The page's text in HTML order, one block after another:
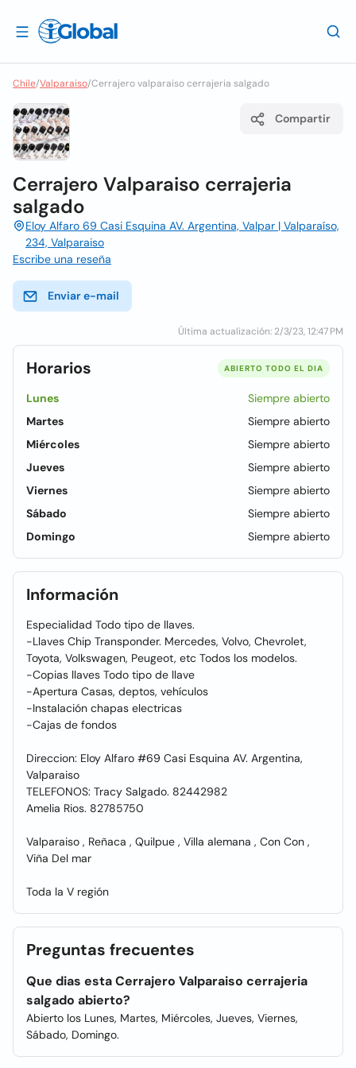
Chile/Valparaiso/Cerrajero valparaiso cerrajeria salgado
Compartir
Cerrajero Valparaiso cerrajeria
salgado
Eloy Alfaro 69 Casi Esquina AV. Argentina, Valpar | Valparaíso,
234, Valparaiso
Escribe una reseña
Enviar e-mail
Última actualización: 2/3/23, 12:47 PM
Horarios ABIERTO TODO EL DIA
Lunes
Siempre abierto
Martes
Siempre abierto
Miércoles
Siempre abierto
Jueves
Siempre abierto
Viernes
Siempre abierto
Sábado
Siempre abierto
Domingo
Siempre abierto
Información
Especialidad Todo tipo de llaves.
-Llaves Chip Transponder. Mercedes, Volvo, Chevrolet,
Toyota, Volkswagen, Peugeot, etc Todos los modelos.
-Copias llaves Todo tipo de llave
-Apertura Casas, deptos, vehículos
-Instalación chapas electricas
-Cajas de fondos
Direccion: Eloy Alfaro #69 Casi Esquina AV. Argentina,
Valparaiso
TELEFONOS: Tracy Salgado. 82442982
Amelia Rios. 82785750
Valparaiso , Reñaca , Quilpue , Villa alemana , Con Con ,
Viña Del mar
Toda la V región
Preguntas frecuentes
Que dias esta Cerrajero Valparaiso cerrajeria
salgado abierto?
Abierto los Lunes, Martes, Miércoles, Jueves, Viernes,
Sábado, Domingo.